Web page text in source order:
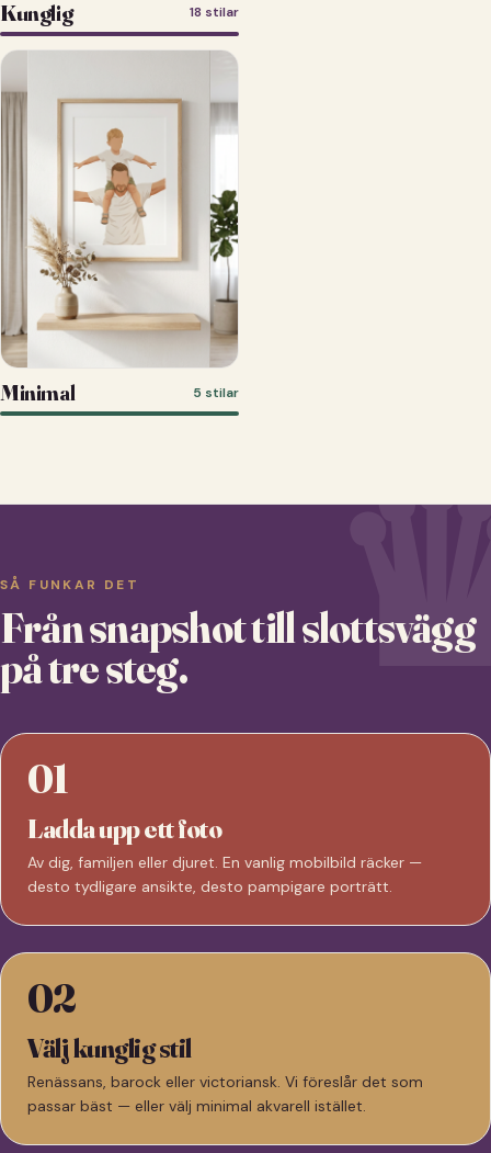
Kunglig 18 stilar
Minimal 5 stilar
SÅ FUNKAR DET
Från snapshot till slottsvägg
på tre steg.
01
Ladda upp ett foto
Av dig, familjen eller djuret. En vanlig mobilbild räcker —
desto tydligare ansikte, desto pampigare porträtt.
02
Välj kunglig stil
Renässans, barock eller victoriansk. Vi föreslår det som
passar bäst — eller välj minimal akvarell istället.